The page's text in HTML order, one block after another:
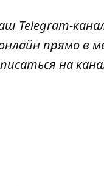
Telegram-
прямо в
на